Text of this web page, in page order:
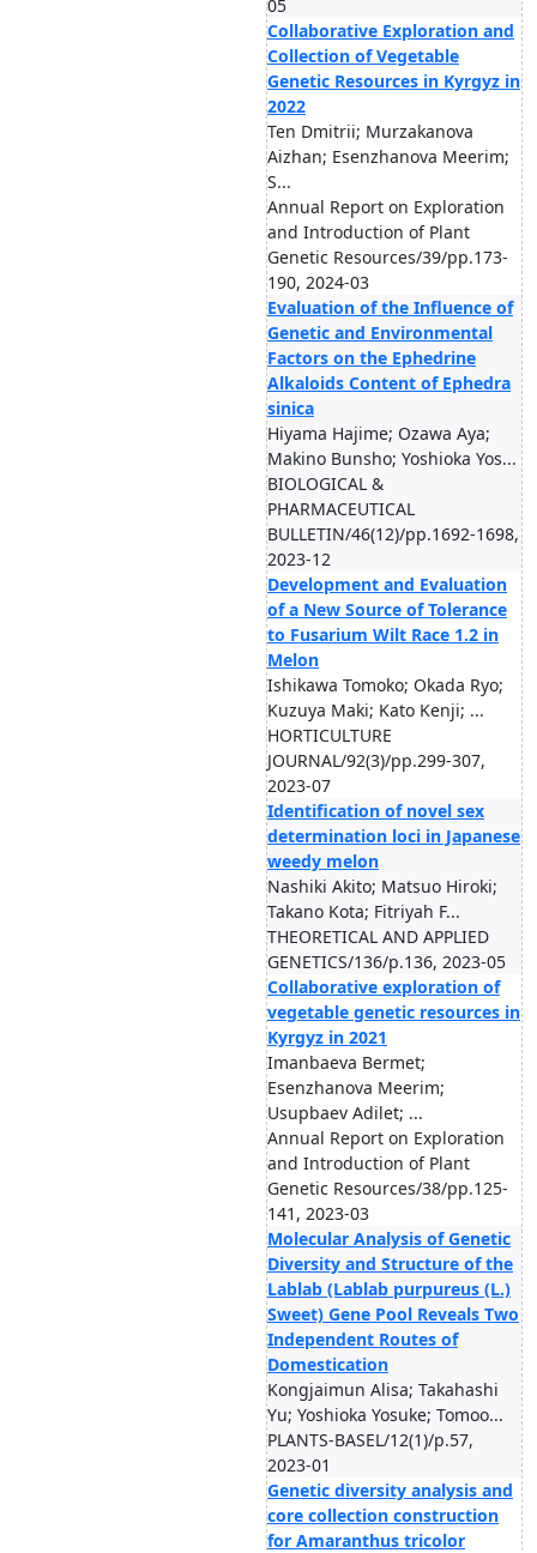
05
Collaborative Exploration and
Collection of Vegetable
Genetic Resources in Kyrgyz in
2022
Ten Dmitrii; Murzakanova
Aizhan; Esenzhanova Meerim;
S...
Annual Report on Exploration
and Introduction of Plant
Genetic Resources/39/pp.173-
190, 2024-03
Evaluation of the Influence of
Genetic and Environmental
Factors on the Ephedrine
Alkaloids Content of Ephedra
sinica
Hiyama Hajime; Ozawa Aya;
Makino Bunsho; Yoshioka Yos...
BIOLOGICAL &
PHARMACEUTICAL
BULLETIN/46(12)/pp.1692-1698,
2023-12
Development and Evaluation
of a New Source of Tolerance
to Fusarium Wilt Race 1.2 in
Melon
Ishikawa Tomoko; Okada Ryo;
Kuzuya Maki; Kato Kenji; ...
HORTICULTURE
JOURNAL/92(3)/pp.299-307,
2023-07
Identification of novel sex
determination loci in Japanese
weedy melon
Nashiki Akito; Matsuo Hiroki;
Takano Kota; Fitriyah F...
THEORETICAL AND APPLIED
GENETICS/136/p.136, 2023-05
Collaborative exploration of
vegetable genetic resources in
Kyrgyz in 2021
Imanbaeva Bermet;
Esenzhanova Meerim;
Usupbaev Adilet; ...
Annual Report on Exploration
and Introduction of Plant
Genetic Resources/38/pp.125-
141, 2023-03
Molecular Analysis of Genetic
Diversity and Structure of the
Lablab (Lablab purpureus (L.)
Sweet) Gene Pool Reveals Two
Independent Routes of
Domestication
Kongjaimun Alisa; Takahashi
Yu; Yoshioka Yosuke; Tomoo...
PLANTS-BASEL/12(1)/p.57,
2023-01
Genetic diversity analysis and
core collection construction
for Amaranthus tricolor